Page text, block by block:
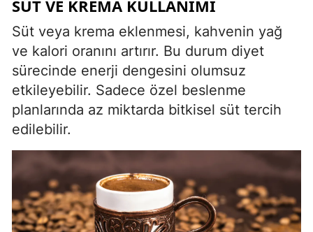
SÜT VE KREMA KULLANIMI
Süt veya krema eklenmesi, kahvenin yağ
ve kalori oranını artırır. Bu durum diyet
sürecinde enerji dengesini olumsuz
etkileyebilir. Sadece özel beslenme
planlarında az miktarda bitkisel süt tercih
edilebilir.